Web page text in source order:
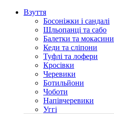
Взуття
Босоніжки і сандалі
Шльопанці та сабо
Балетки та мокасини
Кеди та сліпони
Туфлі та лофери
Кросівки
Черевики
Ботильйони
Чоботи
Напівчеревики
Уггі